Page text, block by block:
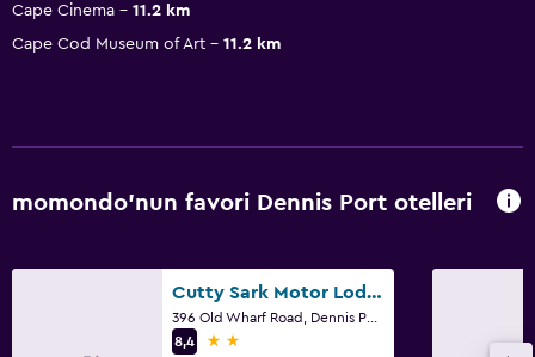
Cape Cinema
11.2 km
Cape Cod Museum of Art
11.2 km
momondo'nun favori Dennis Port otelleri
Cutty Sark Motor Lodge
8,4
2 yıldız